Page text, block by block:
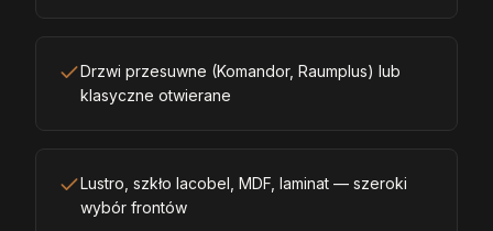
Drzwi przesuwne (Komandor, Raumplus) lub
klasyczne otwierane
Lustro, szkło lacobel, MDF, laminat — szeroki
wybór frontów